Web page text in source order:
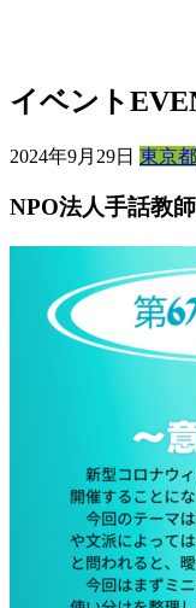
イベント
2024年9月29日 東京都
NPO法人手話教